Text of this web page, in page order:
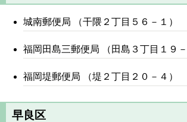
城南郵便局 （干隈２丁目５６－１）
福岡田島三郵便局 （田島３丁目１９－
福岡堤郵便局 （堤２丁目２０－４）
早良区